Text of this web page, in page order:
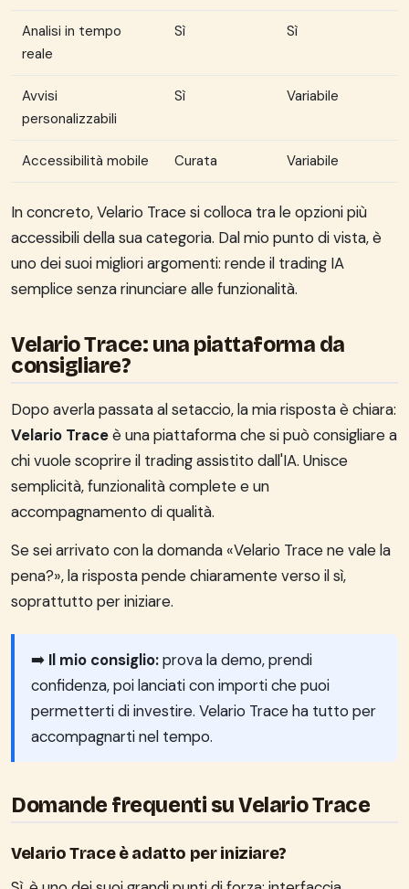
Analisi in tempo
reale
Sì Sì
Avvisi
personalizzabili
Sì Variabile
Accessibilità mobile Curata Variabile
In concreto, Velario Trace si colloca tra le opzioni più
accessibili della sua categoria. Dal mio punto di vista, è
uno dei suoi migliori argomenti: rende il trading IA
semplice senza rinunciare alle funzionalità.
Velario Trace: una piattaforma da
consigliare?
Dopo averla passata al setaccio, la mia risposta è chiara:
Velario Traceè una piattaforma che si può consigliare a
chi vuole scoprire il trading assistito dall'IA. Unisce
semplicità, funzionalità complete e un
accompagnamento di qualità.
Se sei arrivato con la domanda «Velario Trace ne vale la
pena?», la risposta pende chiaramente verso il sì,
soprattutto per iniziare.
➡️ Il mio consiglio:prova la demo, prendi
confidenza, poi lanciati con importi che puoi
permetterti di investire. Velario Trace ha tutto per
accompagnarti nel tempo.
Domande frequenti su Velario Trace
Velario Trace è adatto per iniziare?